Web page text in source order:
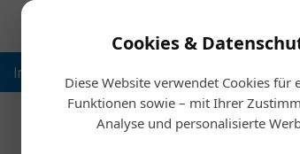
Cookies &
Diese Website verwendet Cookies für
Funktionen sowie – mit Ihrer
Analyse und personalisierte
Inspiration